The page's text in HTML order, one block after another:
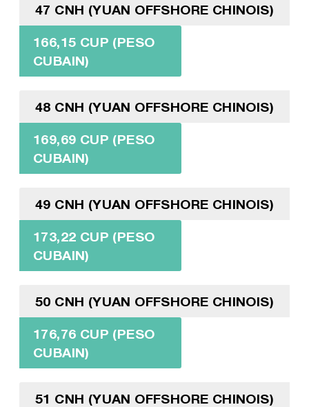
47 CNH (YUAN OFFSHORE CHINOIS)
166,15 CUP (PESO
CUBAIN)
48 CNH (YUAN OFFSHORE CHINOIS)
169,69 CUP (PESO
CUBAIN)
49 CNH (YUAN OFFSHORE CHINOIS)
173,22 CUP (PESO
CUBAIN)
50 CNH (YUAN OFFSHORE CHINOIS)
176,76 CUP (PESO
CUBAIN)
51 CNH (YUAN OFFSHORE CHINOIS)